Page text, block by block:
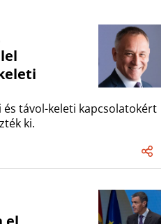
és távol-keleti kapcsolatokért
ki.